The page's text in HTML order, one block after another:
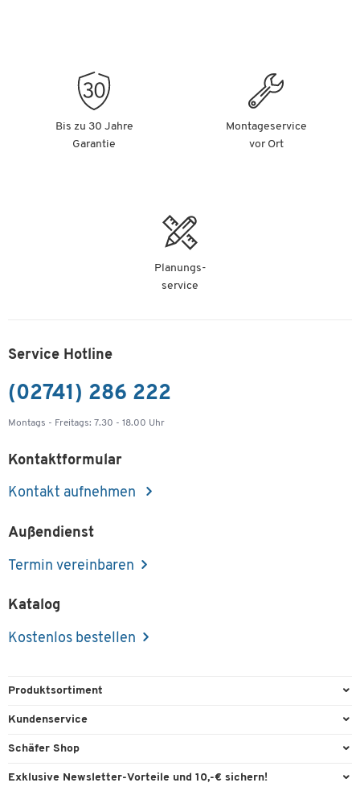
Bis zu 30 Jahre
Garantie
Montageservice
vor Ort
Planungs-
service
Service Hotline
(02741) 286 222
Montags - Freitags: 7.30 - 18.00 Uhr
Kontaktformular
Kontakt aufnehmen
Außendienst
Termin vereinbaren
Katalog
Kostenlos bestellen
Produktsortiment
Büroausstattung
Kundenservice
Direktbestellung
Schäfer Shop
Services & Leistungen
Exklusive Newsletter-Vorteile und 10,-€ sichern!